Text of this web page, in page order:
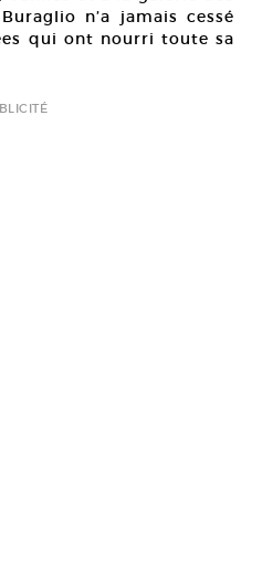
n’a jamais cessé
qui ont nourri toute sa